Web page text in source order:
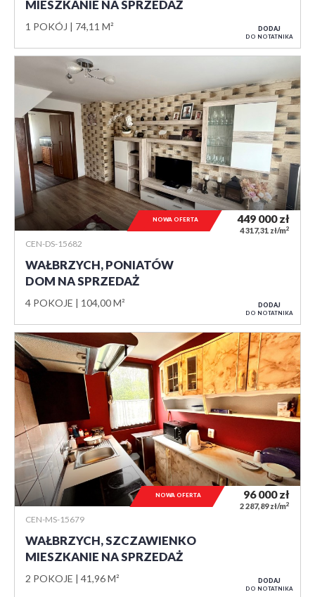
MIESZKANIE NA SPRZEDAŻ
1 POKÓJ 74,11 M² DODAJ
DO NOTATNIKA
CEN-DS-15682
WAŁBRZYCH, PONIATÓW
DOM NA SPRZEDAŻ
4 POKOJE 104,00 M²
449 000zł
4 317,31 zł/m2
NOWA OFERTA
DODAJ
DO NOTATNIKA
CEN-MS-15679
WAŁBRZYCH, SZCZAWIENKO
MIESZKANIE NA SPRZEDAŻ
2 POKOJE 41,96 M²
96 000zł
2 287,89 zł/m2
NOWA OFERTA
DODAJ
DO NOTATNIKA